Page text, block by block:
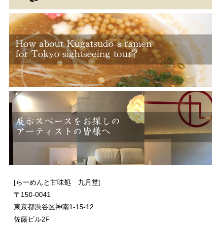
[らーめんと甘味処 九月堂]
〒 150-0041
東京都渋谷区神南1-15-12
佐藤ビル2F